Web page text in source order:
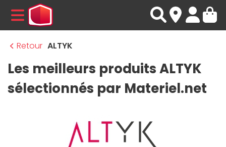
MENU
Retour ALTYK
Les meilleurs produits ALTYK
sélectionnés par Materiel.net